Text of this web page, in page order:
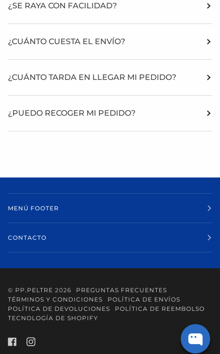
¿SE RAYA CON FACILIDAD?
¿CUÁNTO CUESTA EL ENVÍO?
¿CUÁNTO TARDA EN LLEGAR MI PEDIDO?
¿PUEDO RECOGER MI PEDIDO?
MENÚ FOOTER
CONTACTO
© PP.PELTRE 2026
PREGUNTAS FRECUENTES
TÉRMINOS Y CONDICIONES
POLÍTICA DE ENVÍOS
POLÍTICA DE DEVOLUCIONES
POLÍTICA DE REEMBOLSO
TECNOLOGÍA DE SHOPIFY